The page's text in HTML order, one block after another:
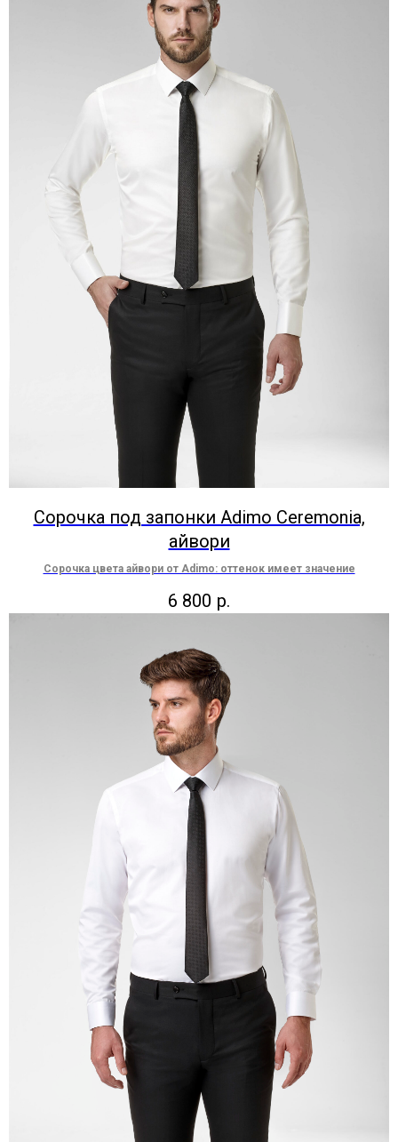
Сорочка под запонки Adimo Ceremonia,
айвори
Сорочка цвета айвори от Adimo: оттенок имеет значение
6 800 р.